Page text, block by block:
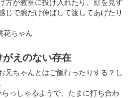
方が教室に投げ入れたり、顔を見ず
じで腕だけ伸ばして渡してあげたり
花ちゃん
えのない存在
お兄ちゃんとはご飯行ったりする？し
っしゃるようで、たまに打ち合わ